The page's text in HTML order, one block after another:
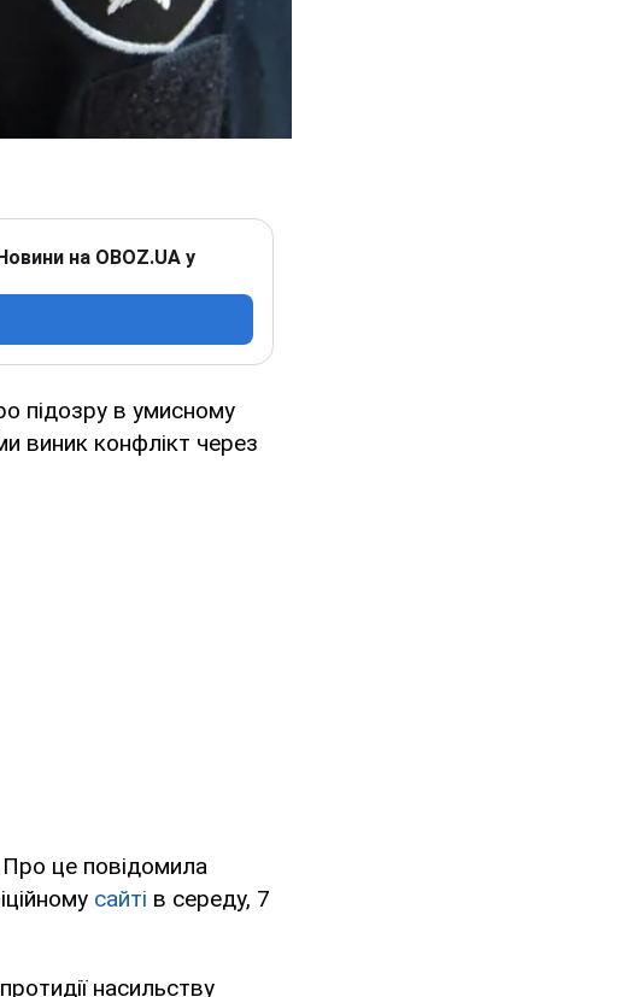
на OBOZ.UA у
підозру в умисному
виник конфлікт через
Про це повідомила
сайті в середу, 7
насильству